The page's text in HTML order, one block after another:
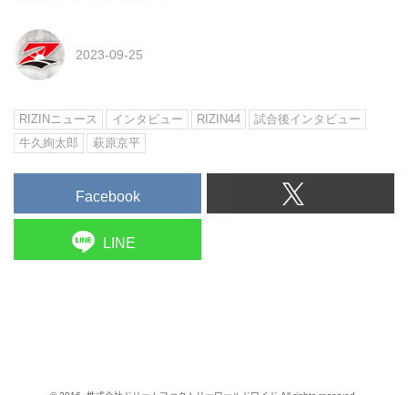
2023-09-25
RIZINニュース インタビュー RIZIN44
試合後インタビュー
牛久絢太郎
萩原京平
Facebook
LINE